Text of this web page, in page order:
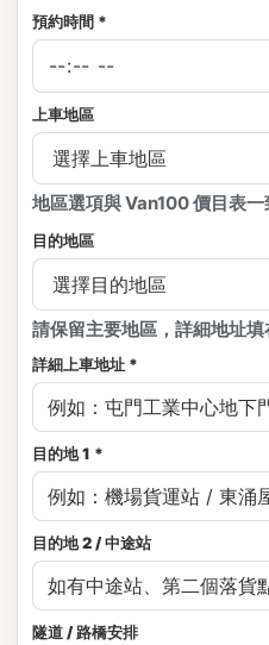
預約時間 *
上車地區
地區選項與 Van100 價目表一
目的地區
請保留主要地區，詳細地址填
詳細上車地址 *
目的地 1 *
目的地 2 / 中途站
隧道 / 路橋安排